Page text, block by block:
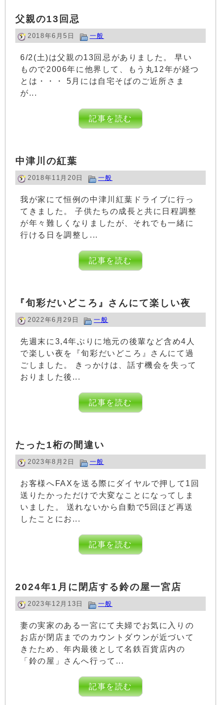
父親の13回忌
2018年6月5日 一般
6/2(土)は父親の13回忌がありました。 早い
もので2006年に他界して、もう丸12年が経つ
とは・・・ 5月には自宅そばのご近所さま
が...
記事を読む
中津川の紅葉
2018年11月20日 一般
我が家にて恒例の中津川紅葉ドライブに行っ
てきました。 子供たちの成長と共に日程調整
が年々難しくなりましたが、それでも一緒に
行ける日を調整し...
記事を読む
『旬彩だいどころ』さんにて楽しい夜
2022年6月29日 一般
先週末に3,4年ぶりに地元の後輩など含め4人
で楽しい夜を『旬彩だいどころ』さんにて過
ごしました。 きっかけは、話す機会を失って
おりました後...
記事を読む
たった1桁の間違い
2023年8月2日 一般
お客様へFAXを送る際にダイヤルで押して1回
送りたかっただけで大変なことになってしま
いました。 送れないから自動で5回ほど再送
したことにお...
記事を読む
2024年1月に閉店する鈴の屋一宮店
2023年12月13日 一般
妻の実家のある一宮にて夫婦でお気に入りの
お店が閉店までのカウントダウンが近づいて
きたため、年内最後として名鉄百貨店内の
「鈴の屋」さんへ行って...
記事を読む